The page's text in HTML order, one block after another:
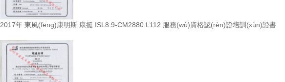
2017年 東風(fēng)康明斯 康挺 ISL8.9-CM2880 L112 服務(wù)資格認(rèn)證培訓(xùn)證書